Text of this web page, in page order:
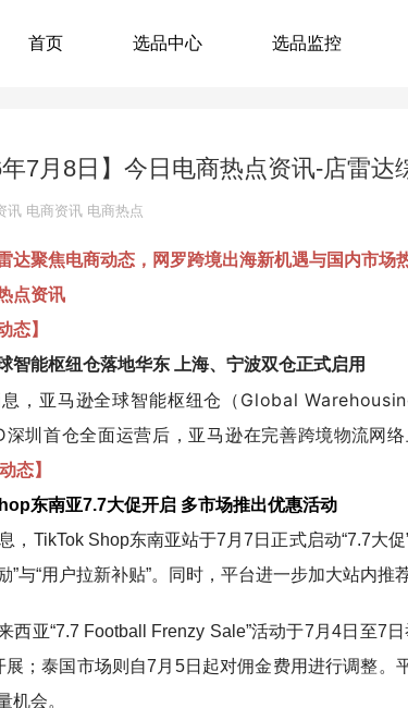
首页 选品中心 选品监控
年7月8日】今日电商热点资讯-店雷达
讯 电商资讯 电商热点
达聚焦电商动态，网罗跨境出海新机遇与国内市场
点资讯
态】
智能枢纽仓落地华东 上海、宁波双仓正式启用
，亚马逊全球智能枢纽仓（Global
深圳首仓全面运营后，亚马逊在完善跨境物流网
态】
东南亚7.7大促开启 多市场推出优惠活动
，TikTok Shop东南亚站于7月7日正式启动“7.7大
”与“用户拉新补贴”。同时，平台进一步加大站内
西亚“7.7 Football Frenzy Sale”活动于7月4日至7
展；泰国市场则自7月5日起对佣金费用进行调整
机会。